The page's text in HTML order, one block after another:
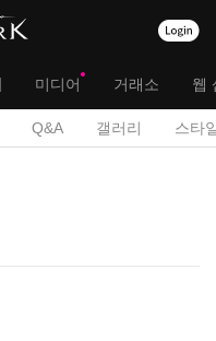
미디어 거래소 웹
Q&A 갤러리 스타